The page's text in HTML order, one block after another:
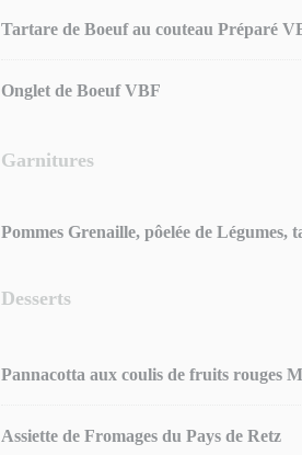
Tartare de Boeuf au couteau Préparé
Onglet de Boeuf VBF
Garnitures
Pommes Grenaille, pôelée de
Desserts
Pannacotta aux coulis de fruits rouges
Assiette de Fromages du Pays de Retz